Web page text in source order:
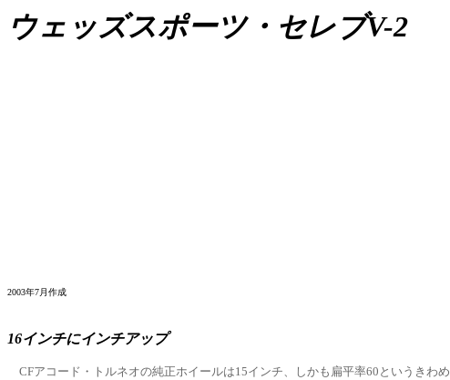
ウェッズスポーツ・セレブV-2
2003年7月作成
16インチにインチアップ
CFアコード・トルネオの純正ホイールは15インチ、しかも扁平率60というきわ